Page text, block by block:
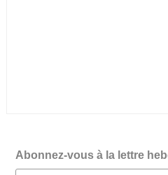
Abonnez-vous à la lettre